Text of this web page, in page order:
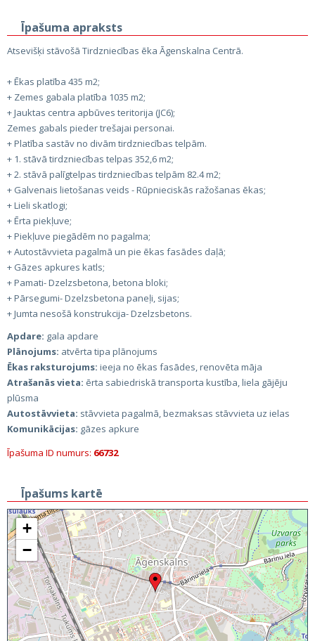
Īpašuma apraksts
Atsevišķi stāvošā Tirdzniecības ēka Āgenskalna Centrā.
+ Ēkas platība 435 m2;
+ Zemes gabala platība 1035 m2;
+ Jauktas centra apbūves teritorija (JC6);
Zemes gabals pieder trešajai personai.
+ Platība sastāv no divām tirdzniecības telpām.
+ 1. stāvā tirdzniecības telpas 352,6 m2;
+ 2. stāvā palīgtelpas tirdzniecības telpām 82.4 m2;
+ Galvenais lietošanas veids - Rūpnieciskās ražošanas ēkas;
+ Lieli skatlogi;
+ Ērta piekļuve;
+ Piekļuve piegādēm no pagalma;
+ Autostāvvieta pagalmā un pie ēkas fasādes daļā;
+ Gāzes apkures katls;
+ Pamati- Dzelzsbetona, betona bloki;
+ Pārsegumi- Dzelzsbetona paneļi, sijas;
+ Jumta nesošā konstrukcija- Dzelzsbetons.
Apdare: gala apdare
Plānojums: atvērta tipa plānojums
Ēkas raksturojums: ieeja no ēkas fasādes, renovēta māja
Atrašanās vieta: ērta sabiedriskā transporta kustība, liela gājēju
plūsma
Autostāvvieta: stāvvieta pagalmā, bezmaksas stāvvieta uz ielas
Komunikācijas: gāzes apkure
Īpašuma ID numurs: 66732
Īpašums kartē
+
−